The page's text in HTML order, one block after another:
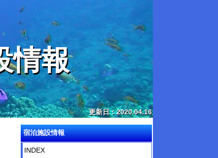
情報
更新日：2020.04.16
宿泊施設情報
INDEX